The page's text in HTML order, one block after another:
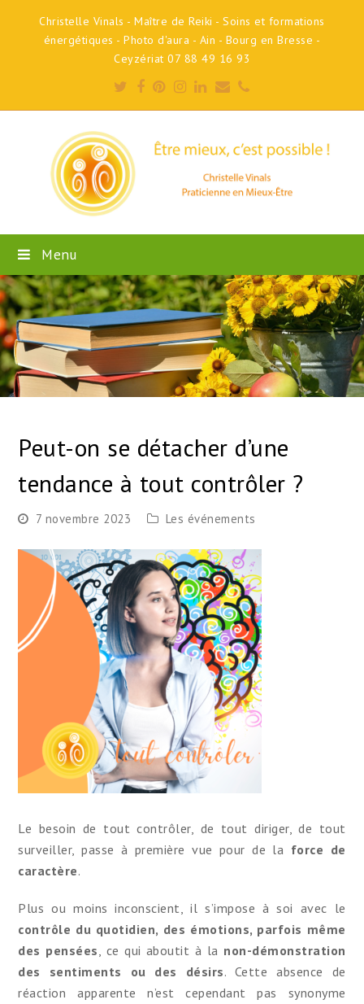
Christelle Vinals - Maître de Reiki - Soins et formations
énergétiques - Photo d'aura - Ain - Bourg en Bresse -
Ceyzériat 07 88 49 16 93
Twitter
Facebook
Pinterest
Instagram
LinkedIn
EmailPhone
Menu
Peut-on se détacher d’une
tendance à tout contrôler ?
7 novembre 2023 Les événements
Le besoin de tout contrôler, de tout diriger, de tout
surveiller, passe à première vue pour de la force de
caractère.
Plus ou moins inconscient, il s’impose à soi avec le
contrôle du quotidien, des émotions, parfois même
des pensées, ce qui aboutit à la non-démonstration
des sentiments ou des désirs. Cette absence de
réaction apparente n’est cependant pas synonyme